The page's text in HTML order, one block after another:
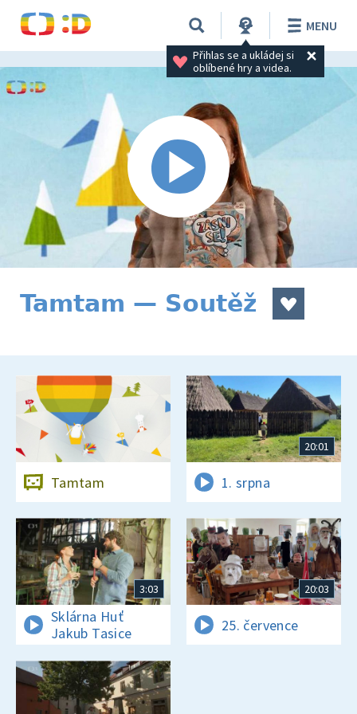
Přihlas se a ukládej si
oblíbené hry a videa.
MENU
Tamtam — Soutěž
Tamtam
20:01
1. srpna
3:03
Sklárna Huť
Jakub Tasice
20:03
25. července